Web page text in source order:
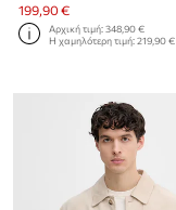
199,90 €
Αρχική τιμή:348,90 €
Η χαμηλότερη τιμή:219,90 €